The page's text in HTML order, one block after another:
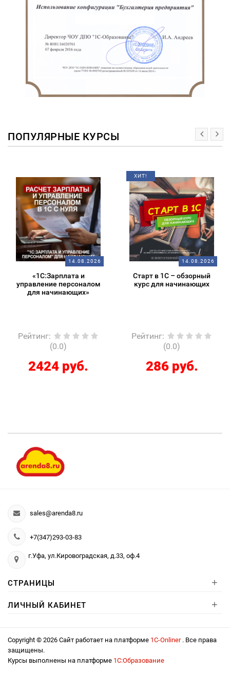
ПОПУЛЯРНЫЕ КУРСЫ
14.08.2026
«1С:Зарплата и
управление персоналом
для начинающих»
Рейтинг:
(0.0)
2424 руб.
ХИТ!
14.08.2026
Старт в 1С – обзорный
курс для начинающих
Рейтинг:
(0.0)
286 руб.
sales@arenda8.ru
+7(347)293-03-83
г.Уфа, ул.Кировоградская, д.33, оф.4
СТРАНИЦЫ +
ЛИЧНЫЙ КАБИНЕТ +
Copyright © 2026 Сайт работает на платформе 1С-Onliner . Все права
защищены.
Курсы выполнены на платформе 1С:Образование